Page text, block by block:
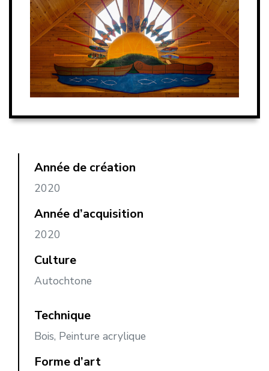
Année de création
2020
Année d’acquisition
2020
Culture
Autochtone
Technique
Bois, Peinture acrylique
Forme d’art